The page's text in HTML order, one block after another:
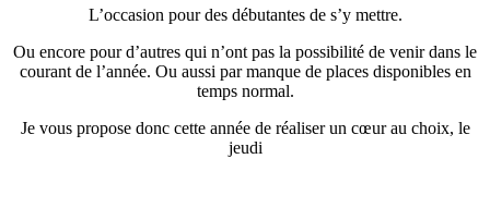
L’occasion pour des débutantes de s’y mettre.
Ou encore pour d’autres qui n’ont pas la possibilité de venir dans le
courant de l’année. Ou aussi par manque de places disponibles en
temps normal.
Je vous propose donc cette année de réaliser un cœur au choix, le
jeudi